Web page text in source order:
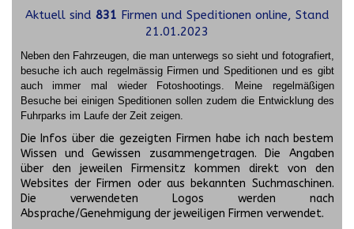
Aktuell sind 831 Firmen und Speditionen online, Stand
21.01.2023
Neben den Fahrzeugen, die man unterwegs so sieht und fotografiert,
besuche ich auch regelmässig Firmen und Speditionen und es gibt
auch immer mal wieder Fotoshootings.
Meine regelmäßigen
Besuche bei einigen Speditionen sollen zudem die Entwicklung des
Fuhrparks im Laufe der Zeit zeigen.
Die Infos über die gezeigten Firmen habe ich nach bestem
Wissen und Gewissen zusammengetragen. Die Angaben
über den jeweilen Firmensitz kommen direkt von den
Websites der Firmen oder aus bekannten Suchmaschinen.
Die verwendeten Logos werden nach
Absprache/Genehmigung der jeweiligen Firmen verwendet.